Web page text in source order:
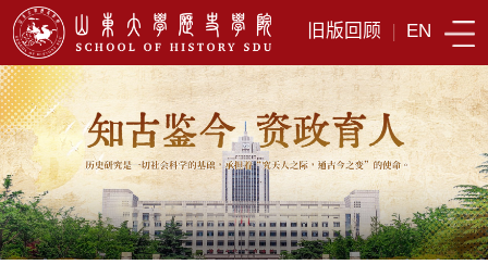
旧版回顾 | EN